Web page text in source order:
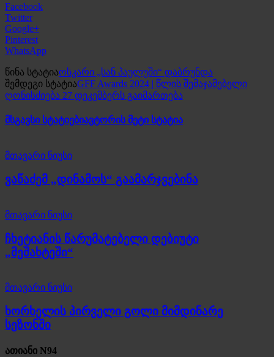
Facebook
Twitter
Google+
Pinterest
WhatsApp
წინა სტატიაოსკარი „სან პაულუში“ დაბრუნდა
შემდეგი სტატიაGFF Awards 2024 | წლის შემაჯამებელი
ღონისძიება 27 დეკემბერს გაიმართება
მსგავსი სტატიებიავტორის მეტი სტატია
მთავარი ნიუსი
ვაწაძემ „დინამოს“ გაამარჯვებინა
მთავარი ნიუსი
ჩხეტიანის წარუმატებელი დებიუტი
„მეშახტეში“
მთავარი ნიუსი
ხორხელის პირველი გოლი მიმდინარე
სეზონში
ათიანი N94